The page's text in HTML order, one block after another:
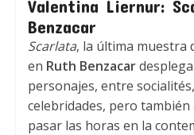
Valentina Liernur:
Benzacar
Scarlata, la última muestra
en Ruth Benzacar
personajes, entre
celebridades, pero
pasar las horas en la